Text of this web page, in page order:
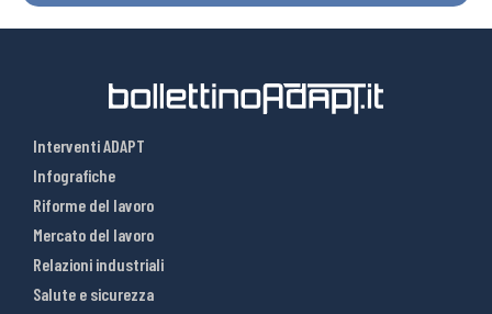
Interventi ADAPT
Infografiche
Riforme del lavoro
Mercato del lavoro
Relazioni industriali
Salute e sicurezza